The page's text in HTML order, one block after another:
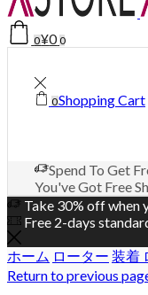
0¥0 0
0Shopping Cart
Spend To Get
You've Got Free
Take 30% off when
Free 2-days
ホーム ローター 装着
Return to previous